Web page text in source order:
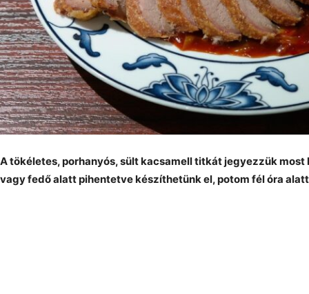
A tökéletes, porhanyós, sült kacsamell titkát jegyezzük most
vagy fedő alatt pihentetve készíthetünk el, potom fél óra